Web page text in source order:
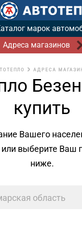
марок
Адреса магазинов
АДРЕСА
купить
Вашего
или выберите Ваш
ниже.
область